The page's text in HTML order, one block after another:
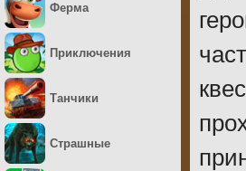
Ферма
Приключения
Танчики
Страшные